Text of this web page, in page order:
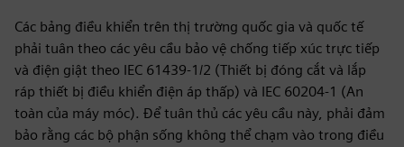
Các bảng điều khiển trên thị trường quốc gia và quốc tế
phải tuân theo các yêu cầu bảo vệ chống tiếp xúc trực tiếp
và điện giật theo IEC 61439-1/2 (Thiết bị đóng cắt và lắp
ráp thiết bị điều khiển điện áp thấp) và IEC 60204-1 (An
toàn của máy móc). Để tuân thủ các yêu cầu này, phải đảm
bảo rằng các bộ phận sống không thể chạm vào trong điều